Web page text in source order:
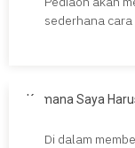
sederhana cara
Kemana Saya
Di dalam